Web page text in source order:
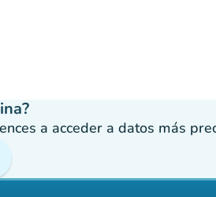
a acceder a datos más